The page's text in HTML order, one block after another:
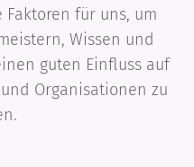
für uns, um
Wissen und
guten Einfluss auf
Organisationen zu